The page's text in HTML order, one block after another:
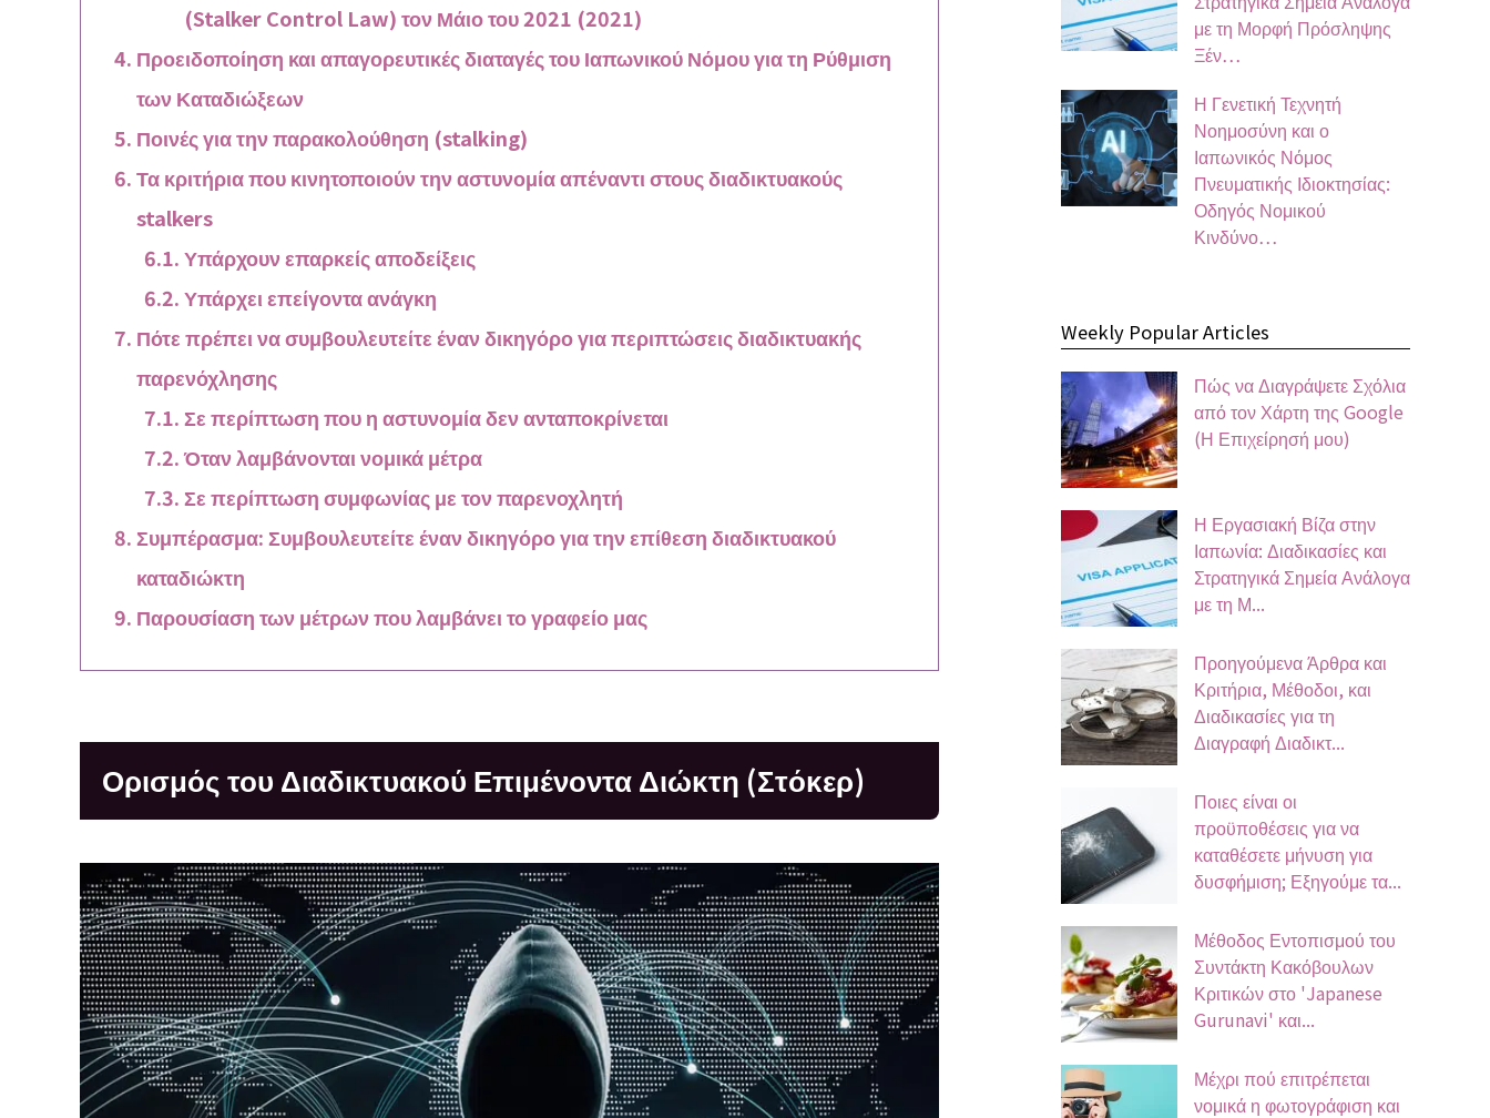
(Stalker Control Law) τον Μάιο του 2021 (2021)
Προειδοποίηση και απαγορευτικές διαταγές του Ιαπωνικού Νόμου για τη Ρύθμιση
των Καταδιώξεων
Ποινές για την παρακολούθηση (stalking)
Τα κριτήρια που κινητοποιούν την αστυνομία απέναντι στους διαδικτυακούς
stalkers
Υπάρχουν επαρκείς αποδείξεις
Υπάρχει επείγοντα ανάγκη
Πότε πρέπει να συμβουλευτείτε έναν δικηγόρο για περιπτώσεις διαδικτυακής
παρενόχλησης
Σε περίπτωση που η αστυνομία δεν ανταποκρίνεται
Όταν λαμβάνονται νομικά μέτρα
Σε περίπτωση συμφωνίας με τον παρενοχλητή
Συμπέρασμα: Συμβουλευτείτε έναν δικηγόρο για την επίθεση διαδικτυακού
καταδιώκτη
Παρουσίαση των μέτρων που λαμβάνει το γραφείο μας
Ορισμός του Διαδικτυακού Επιμένοντα Διώκτη (Στόκερ)
με τη Μορφή Πρόσληψης
Ξέν…
Η Γενετική Τεχνητή
Νοημοσύνη και ο
Ιαπωνικός Νόμος
Πνευματικής Ιδιοκτησίας:
Οδηγός Νομικού
Κινδύνο…
Weekly Popular Articles
Πώς να Διαγράψετε Σχόλια
από τον Χάρτη της Google
(Η Επιχείρησή μου)
Η Εργασιακή Βίζα στην
Ιαπωνία: Διαδικασίες και
Στρατηγικά Σημεία Ανάλογα
με τη Μ...
Προηγούμενα Άρθρα και
Κριτήρια, Μέθοδοι, και
Διαδικασίες για τη
Διαγραφή Διαδικτ...
Ποιες είναι οι
προϋποθέσεις για να
καταθέσετε μήνυση για
δυσφήμιση; Εξηγούμε τα...
Μέθοδος Εντοπισμού του
Συντάκτη Κακόβουλων
Κριτικών στο 'Japanese
Gurunavi' και...
Μέχρι πού επιτρέπεται
νομικά η φωτογράφιση και